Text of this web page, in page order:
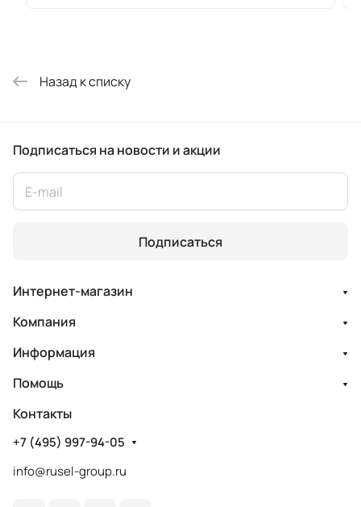
Назад к списку
Подписаться на новости и акции
Подписаться
Интернет-магазин
Компания
Информация
Помощь
Контакты
+7 (495) 997-94-05
info@rusel-group.ru